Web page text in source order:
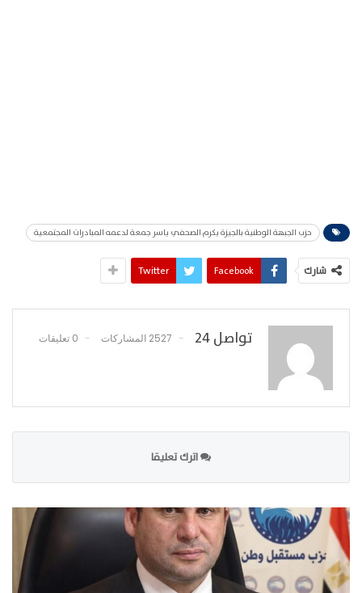
حزب الجبهة الوطنية بالجيزة يكرم الصحفي ياسر جمعة لدعمه المبادرات المجتمعية
شارك Facebook
Twitter
تواصل 24 2527 المشاركات 0 تعليقات
اترك تعليقا